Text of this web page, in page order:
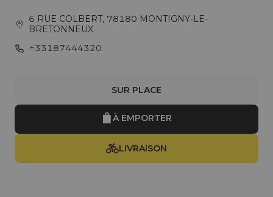
6 RUE COLBERT, 78180 MONTIGNY-LE-
BRETONNEUX
+33187444320
SUR PLACE
À EMPORTER
LIVRAISON